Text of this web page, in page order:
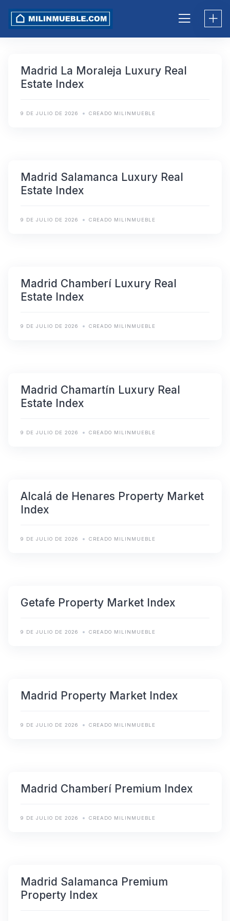
content
Madrid La Moraleja Luxury Real
Estate Index
9 DE JULIO DE 2026 CREADO MILINMUEBLE
Madrid Salamanca Luxury Real
Estate Index
9 DE JULIO DE 2026 CREADO MILINMUEBLE
Madrid Chamberí Luxury Real
Estate Index
9 DE JULIO DE 2026 CREADO MILINMUEBLE
Madrid Chamartín Luxury Real
Estate Index
9 DE JULIO DE 2026 CREADO MILINMUEBLE
Alcalá de Henares Property Market
Index
9 DE JULIO DE 2026 CREADO MILINMUEBLE
Getafe Property Market Index
9 DE JULIO DE 2026 CREADO MILINMUEBLE
Madrid Property Market Index
9 DE JULIO DE 2026 CREADO MILINMUEBLE
Madrid Chamberí Premium Index
9 DE JULIO DE 2026 CREADO MILINMUEBLE
Madrid Salamanca Premium
Property Index